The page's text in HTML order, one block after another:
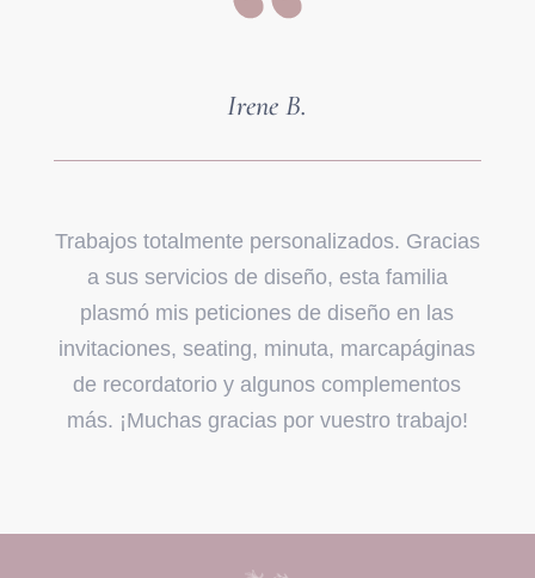
Irene B.
Trabajos totalmente personalizados. Gracias
a sus servicios de diseño, esta familia
plasmó mis peticiones de diseño en las
invitaciones, seating, minuta, marcapáginas
de recordatorio y algunos complementos
más. ¡Muchas gracias por vuestro trabajo!